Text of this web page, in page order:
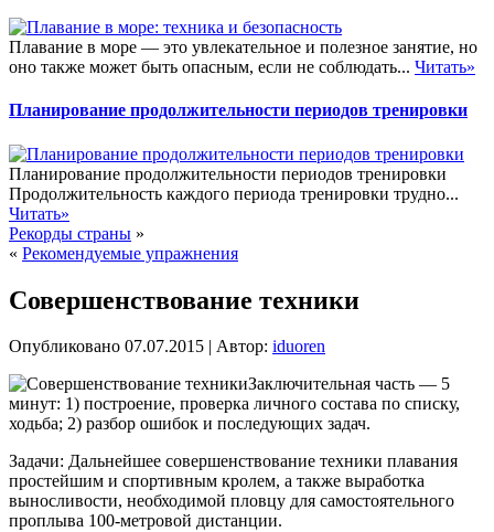
Плавание в море — это увлекательное и полезное занятие, но
оно также может быть опасным, если не соблюдать... Читать»
Планирование продолжительности периодов тренировки
Планирование продолжительности периодов тренировки
Продолжительность каждого периода тренировки трудно...
Читать»
Рекорды страны »
« Рекомендуемые упражнения
Совершенствование техники
Опубликовано 07.07.2015 Автор: iduoren
Заключительная часть — 5
минут: 1) построение, проверка личного состава по списку,
ходьба; 2) разбор ошибок и последующих задач.
Задачи: Дальнейшее совершенствование техники плавания
простейшим и спортивным кролем, а также выработка
выносливости, необходимой пловцу для самостоятельного
проплыва 100-метровой дистанции.